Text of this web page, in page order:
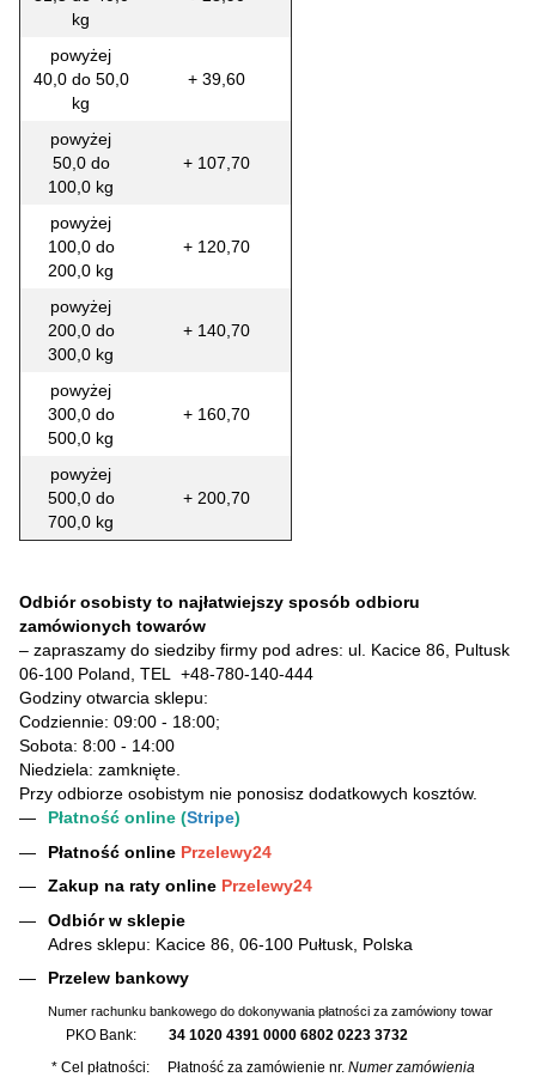
kg
powyżej
40,0 do 50,0
kg
+ 39,60
powyżej
50,0 do
100,0 kg
+ 107,70
powyżej
100,0 do
200,0 kg
+ 120,70
powyżej
200,0 do
300,0 kg
+ 140,70
powyżej
300,0 do
500,0 kg
+ 160,70
powyżej
500,0 do
700,0 kg
+ 200,70
Odbiór osobisty to najłatwiejszy sposób odbioru
zamówionych towarów
– zapraszamy do siedziby firmy pod adres: ul. Kacice 86, Pultusk
06-100 Poland, TEL +48-780-140-444
Godziny otwarcia sklepu:
Codziennie: 09:00 - 18:00;
Sobota: 8:00 - 14:00
Niedziela: zamknięte.
Przy odbiorze osobistym nie ponosisz dodatkowych kosztów.
Płatność online (Stripe)
Płatność online Przelewy24
Zakup na raty online Przelewy24
Odbiór w sklepie
Adres sklepu: Kacice 86, 06-100 Pułtusk, Polska
Przelew bankowy
Numer rachunku bankowego do dokonywania płatności za zamówiony towar
PKO Bank: 34 1020 4391 0000 6802 0223 3732
* Cel płatności: Płatność za zamówienie nr. Numer zamówienia